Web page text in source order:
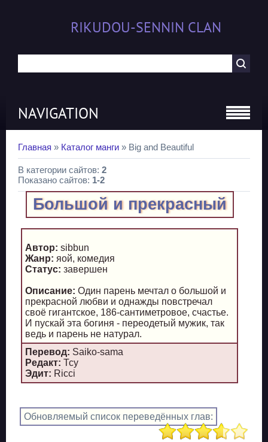
RIKUDOU-SENNIN CLAN
NAVIGATION
Главная » Каталог манги » Big and Beautiful
В категории сайтов: 2
Показано сайтов: 1-2
Большой и прекрасный
Автор: sibbun
Жанр: яой, комедия
Статус: завершен
Описание: Один парень мечтал о большой и
прекрасной любви и однажды повстречал
своё гигантское, 186-сантиметровое, счастье.
И пускай эта богиня - переодетый мужик, так
ведь и парень не натурал.
Перевод: Saiko-sama
Редакт: Тсу
Эдит: Ricci
Обновляемый список переведённых глав: